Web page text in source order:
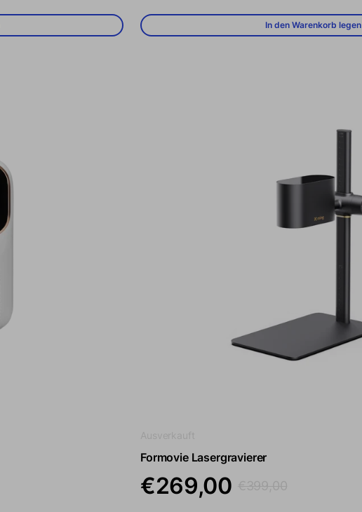
In den Warenkorb legen
Formovie Lasergravierer
€269,00